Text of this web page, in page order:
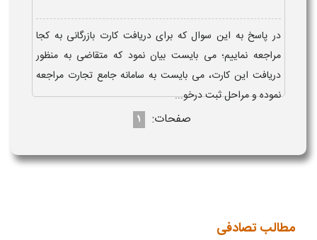
در پاسخ به این سوال که برای دریافت کارت بازرگانی به کجا
مراجعه نماییم؛ می بایست بیان نمود که متقاضی به منظور
دریافت این کارت، می بایست به سامانه جامع تجارت مراجعه
نموده و مراحل ثبت درخو...
صفحات: 1
مطالب تصادفی